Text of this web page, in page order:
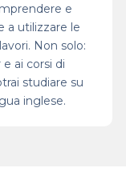
e
a utilizzare le
Non solo:
ai corsi di
studiare su
inglese.